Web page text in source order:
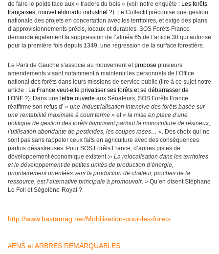
de faire le poids face aux « traders du bois » (voir notre enquête : Les forêts
françaises, nouvel eldorado industriel ?). Le Collectif préconise une gestion
nationale des projets en concertation avec les territoires, et exige des plans
d’approvisionnements précis, locaux et durables. SOS Forêts France
demande également la suppression de l’alinéa 65 de l’article 30 qui autorise
pour la première fois depuis 1349, une régression de la surface forestière.
Le Parti de Gauche s’associe au mouvement et propose plusieurs
amendements visant notamment à maintenir les personne ls de l’Office
national des forêts dans leurs missions de service public (lire à ce sujet notre
article : La France veut-elle privatiser ses forêts et se débarrasser de
l’ONF ?). Dans une lettre ouverte aux Sénateurs, SOS Forêts France
réaffirme son refus d’ « une industrialisation intensive des forêts basée sur
une rentabilité maximale à court terme » et « la mise en place d’une
politique de gestion des forêts favorisant partout la monoculture de résineux,
l’utilisation abondante de pesticides, les coupes rases… ». Des choix qui ne
sont pas sans rappeler ceux faits en agriculture avec des conséquences
parfois désastreuses. Pour SOS Forêts France, d’autres pistes de
développement économique existent :« La relocalisation dans les territoires
et le développement de petites unités de production d’énergie,
prioritairement orientées vers la production de chaleur, proches de la
ressource, est l’alternative principale à promouvoir. » Qu’en disent Stéphane
Le Foll et Ségolène Royal ?
http://www.bastamag.net/Mobilisation-pour-les-forets
#ENS et ARBRES REMARQUABLES